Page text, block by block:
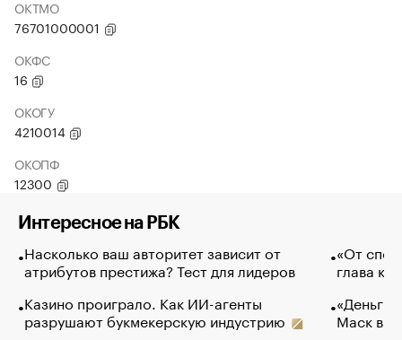
ОКТМО
76701000001
ОКФС
16
ОКОГУ
4210014
ОКОПФ
12300
Интересное на РБК
Насколько ваш авторитет зависит от
атрибутов престижа? Тест для лидеров
Казино проиграло. Как ИИ-агенты
разрушают букмекерскую индустрию
«От
глава
«Деньги
Маск в